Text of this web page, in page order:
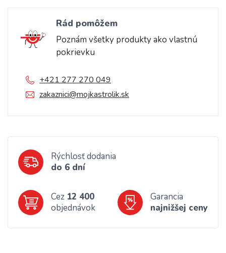
Rád pomôžem
Poznám všetky produkty ako vlastnú
pokrievku
+421 277 270 049
zakaznici@mojkastrolik.sk
Rýchlosť dodania
do 6 dní
Cez 12 400
objednávok
Garancia
najnižšej ceny